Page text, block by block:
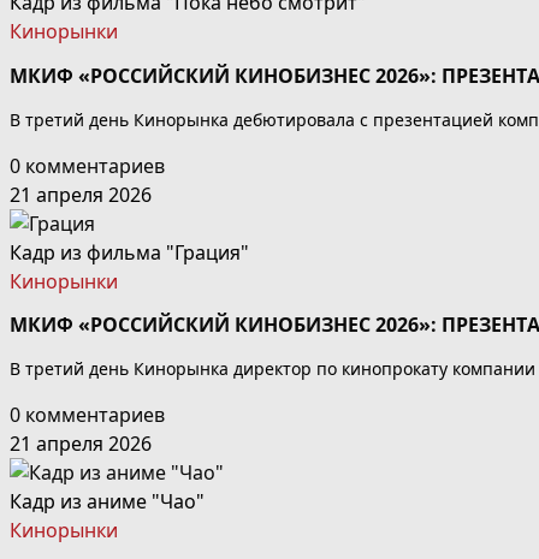
Кинорынки
МКИФ «РОССИЙСКИЙ КИНОБИЗНЕС 2026»:
В третий день Кинорынка дебютировала с презентацией
0 комментариев
21 апреля 2026
Кадр из фильма "Грация"
Кинорынки
МКИФ «РОССИЙСКИЙ КИНОБИЗНЕС 2026»:
В третий день Кинорынка директор по кинопрокату
0 комментариев
21 апреля 2026
Кадр из аниме "Чао"
Кинорынки